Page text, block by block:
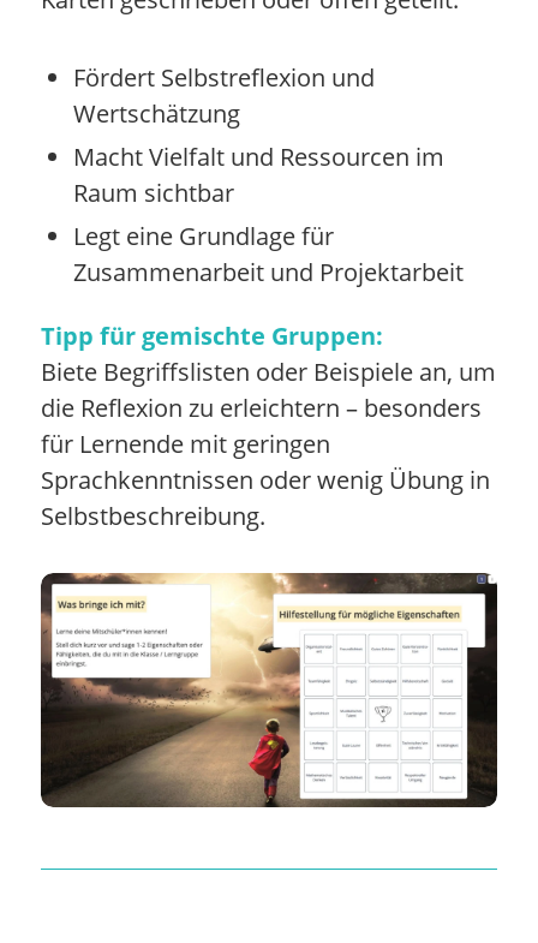
Fördert Selbstreflexion und
Wertschätzung
Macht Vielfalt und Ressourcen im
Raum sichtbar
Legt eine Grundlage für
Zusammenarbeit und Projektarbeit
Tipp für gemischte Gruppen:
Biete Begriffslisten oder Beispiele an, um
die Reflexion zu erleichtern – besonders
für Lernende mit geringen
Sprachkenntnissen oder wenig Übung in
Selbstbeschreibung.